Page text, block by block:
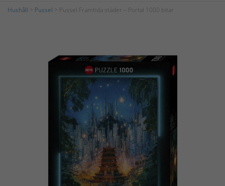
Hushåll Pussel > Pussel Framtida städer – Portal 1000 bitar